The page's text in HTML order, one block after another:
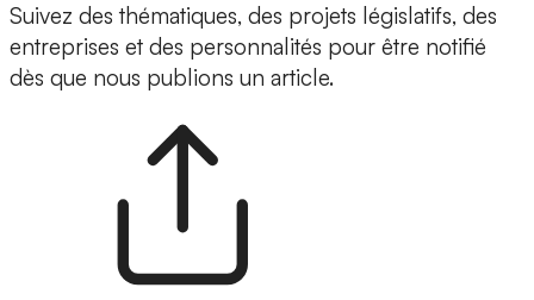
Suivez des thématiques, des projets législatifs, des
entreprises et des personnalités pour être notifié
dès que nous publions un article.